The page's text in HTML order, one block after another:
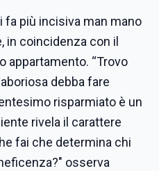
fa più incisiva man mano
in coincidenza con il
appartamento. “Trovo
debba fare
risparmiato è un
rivela il carattere
fai che determina chi
osserva